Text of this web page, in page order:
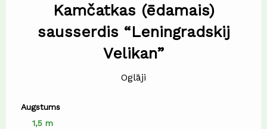
Kamčatkas (ēdamais)
sausserdis “Leningradskij
Velikan”
Oglāji
Augstums
1,5 m